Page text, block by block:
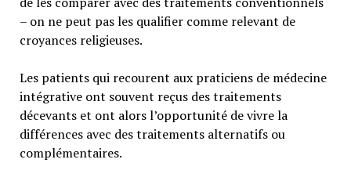
– on ne peut pas les qualifier comme relevant de
croyances religieuses.
Les patients qui recourent aux praticiens de médecine
intégrative ont souvent reçus des traitements
décevants et ont alors l’opportunité de vivre la
différences avec des traitements alternatifs ou
complémentaires.